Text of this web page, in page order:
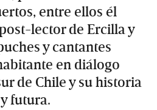
entre ellos él
lector de Ercilla y
y cantantes
en diálogo
de Chile y su historia
futura.